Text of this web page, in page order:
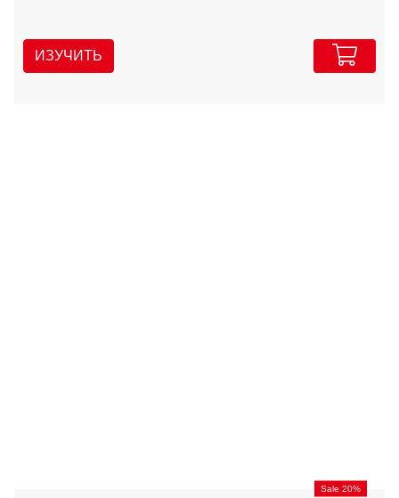
ИЗУЧИТЬ
Sale 20%